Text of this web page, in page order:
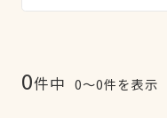
0件中 0〜0件を表示